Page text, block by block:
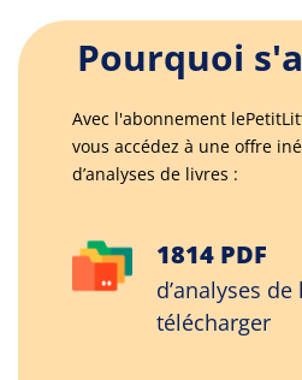
Pourquoi
Avec l'abonnement
vous accédez à une offre
d’analyses de livres :
1814 PDF
d’analyses
télécharger